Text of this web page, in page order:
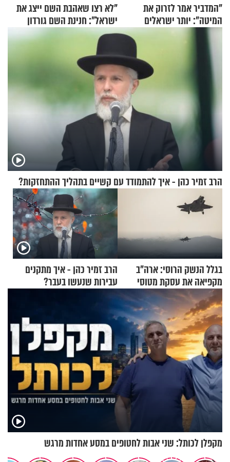
"המדביר אמר לזרוק את
המיטה": יותר ישראלים
מדווחים על מכת פשפשי
המיטה
"לא רצו שאהבת השם ייצג את
ישראל": חנינת השם גורדון
בריאיון מעורר השראה
הרב זמיר כהן - איך להתמודד עם קשיים בתהליך ההתחזקות?
בגלל הנשק הרוסי: ארה"ב
מקפיאה את עסקת מטוסי
הקרב לטורקיה
הרב זמיר כהן - איך מתקנים
עבירות שנעשו בעבר?
מקפלן לכותל: שני אבות לחטופים במסע אחדות מרגש